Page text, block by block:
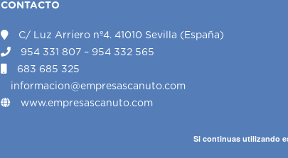
CONTACTO
C/ Luz Arriero nº4. 41010 Sevilla (España)
954 331 807 – 954 332 565
683 685 325
informacion@empresascanuto.com
www.empresascanuto.com
Si continuas utilizando